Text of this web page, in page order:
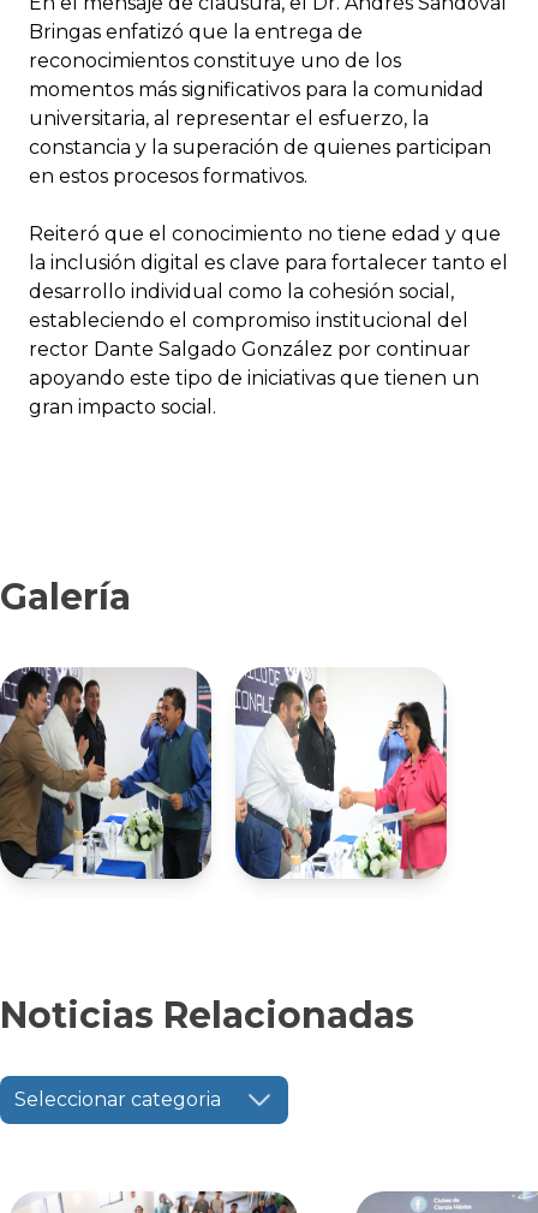
Bringas enfatizó que la entrega de
reconocimientos constituye uno de los
momentos más significativos para la comunidad
universitaria, al representar el esfuerzo, la
constancia y la superación de quienes participan
en estos procesos formativos.
Reiteró que el conocimiento no tiene edad y que
la inclusión digital es clave para fortalecer tanto el
desarrollo individual como la cohesión social,
estableciendo el compromiso institucional del
rector Dante Salgado González por continuar
apoyando este tipo de iniciativas que tienen un
gran impacto social.
Galería
Noticias Relacionadas
Seleccionar categoria